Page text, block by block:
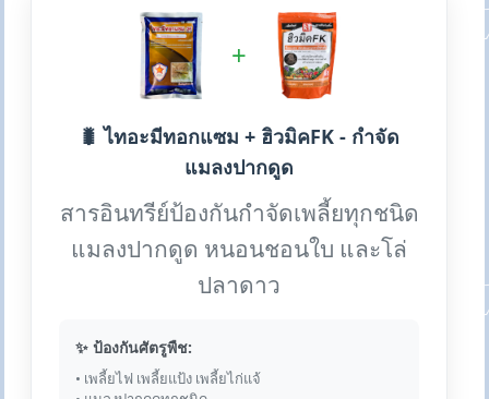
+
🐛 ไทอะมีทอกแซม + ฮิวมิคFK - กำจัด
แมลงปากดูด
สารอินทรีย์ป้องกันกำจัดเพลี้ยทุกชนิด
แมลงปากดูด หนอนชอนใบ และโล่
ปลาดาว
✨ ป้องกันศัตรูพืช:
• เพลี้ยไฟ เพลี้ยแป้ง เพลี้ยไก่แจ้